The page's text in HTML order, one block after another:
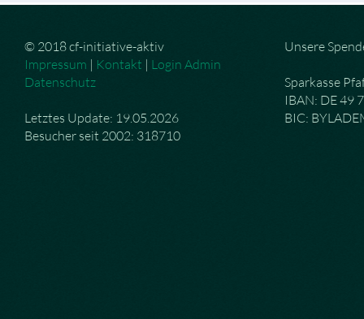
© 2018 cf-initiative-aktiv
Impressum | Kontakt | Login Admin
Datenschutz
Letztes Update: 19.05.2026
Besucher seit 2002: 318710
Unsere
Sparkasse
IBAN: DE 49
BIC: